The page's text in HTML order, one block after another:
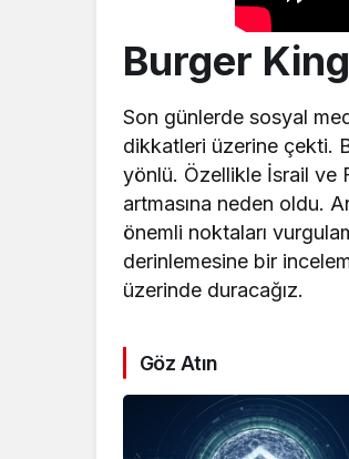
Burger
Son günlerde sosyal
dikkatleri üzerine çekti.
yönlü. Özellikle İsrail ve
artmasına neden oldu.
önemli noktaları
derinlemesine bir
üzerinde duracağız.
Göz Atın